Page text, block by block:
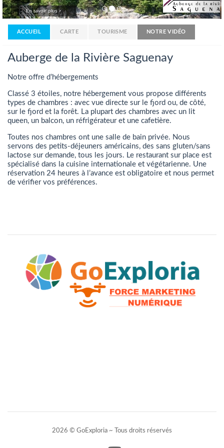
En savoir plus >
ACCUEIL CARTE TOURISME NOTRE VIDÉO
Auberge de la Rivière Saguenay
Notre offre d’hébergements
Classé 3 étoiles, notre hébergement vous propose différents
types de chambres : avec vue directe sur le fjord ou, de côté,
sur le fjord et la forêt. La plupart des chambres avec un lit
queen, un balcon, un réfrigérateur et une cafetière.
Toutes nos chambres ont une salle de bain privée. Nous
servons des petits-déjeuners américains, des sans gluten/sans
lactose sur demande, tous les jours. Le restaurant sur place est
spécialisé dans la cuisine internationale et végétarienne. Une
réservation 24 heures à l’avance est obligatoire et nous permet
de vérifier vos préférences.
2026 © GoExploria ~ Tous droits réservés